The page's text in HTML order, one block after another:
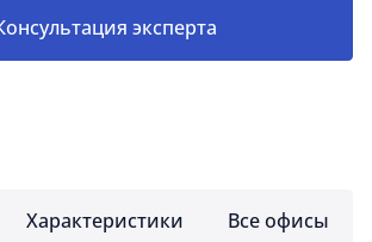
эксперта
Характеристики Все офисы